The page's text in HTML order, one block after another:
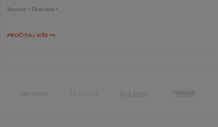
Novosti • Fireclass •
PROČITAJ VIŠE